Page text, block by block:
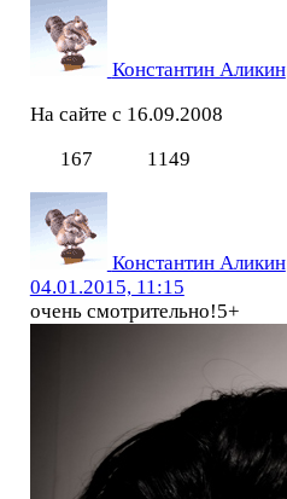
Константин Аликин
На сайте с 16.09.2008
167
1149
Константин Аликин
04.01.2015, 11:15
очень смотрительно!5+